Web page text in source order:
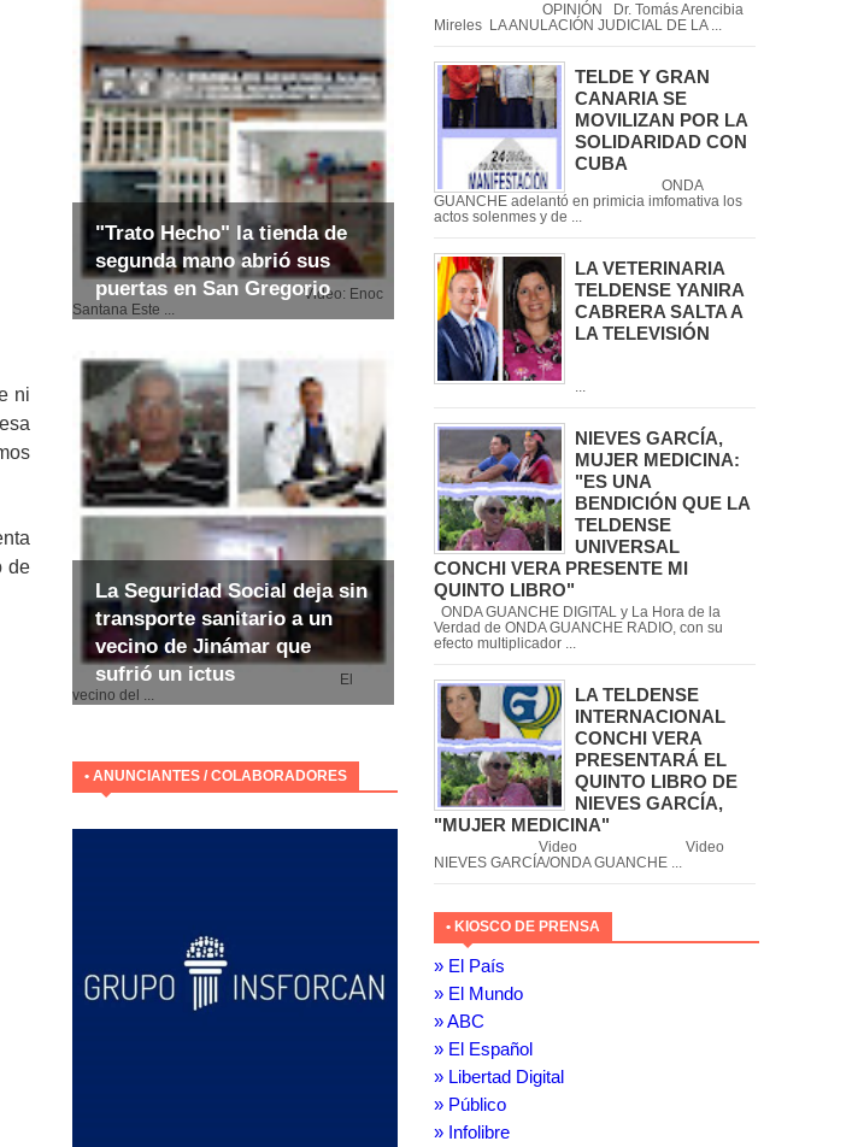
"Trato Hecho" la tienda de
segunda mano abrió sus
puertas en San Gregorio
Video: Enoc
Santana Este ...
La Seguridad Social deja sin
transporte sanitario a un
vecino de Jinámar que
sufrió un ictus
El
vecino del ...
• ANUNCIANTES / COLABORADORES
ni
de
OPINIÓN Dr. Tomás Arencibia
Mireles LA ANULACIÓN JUDICIAL DE LA ...
TELDE Y GRAN
CANARIA SE
MOVILIZAN POR LA
SOLIDARIDAD CON
CUBA
ONDA
GUANCHE adelantó en primicia imfomativa los
actos solenmes y de ...
LA VETERINARIA
TELDENSE YANIRA
CABRERA SALTA A
LA TELEVISIÓN
NIEVES GARCÍA,
MUJER MEDICINA:
"ES UNA
BENDICIÓN QUE LA
TELDENSE
UNIVERSAL
CONCHI VERA PRESENTE MI
QUINTO LIBRO"
ONDA GUANCHE DIGITAL y La Hora de la
Verdad de ONDA GUANCHE RADIO, con su
efecto multiplicador ...
LA TELDENSE
INTERNACIONAL
CONCHI VERA
PRESENTARÁ EL
QUINTO LIBRO DE
NIEVES GARCÍA,
"MUJER MEDICINA"
Video Video
NIEVES GARCÍA/ONDA GUANCHE ...
• KIOSCO DE PRENSA
» El País
» El Mundo
» ABC
» El Español
» Libertad Digital
» Público
» Infolibre